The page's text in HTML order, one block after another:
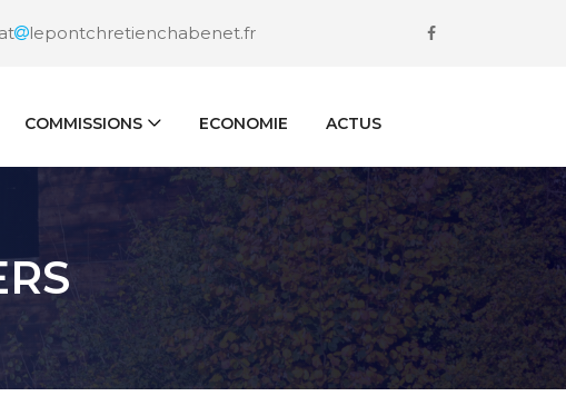
lepontchretienchabenet.fr
COMMISSIONS ECONOMIE ACTUS